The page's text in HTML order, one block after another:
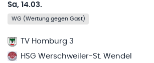
Sa, 14.03.
WG (Wertung gegen Gast)
TV Homburg 3
HSG Werschweiler-St. Wendel